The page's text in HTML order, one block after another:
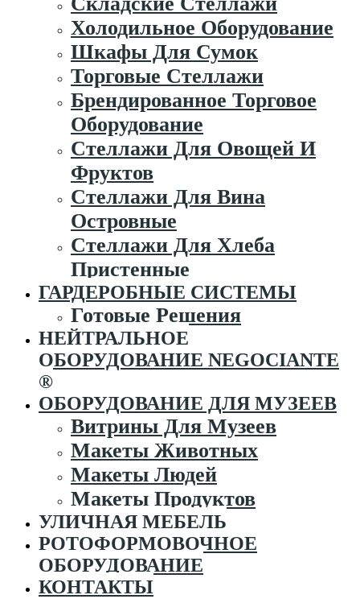
Холодильное Оборудование
Шкафы Для Сумок
Торговые Стеллажи
Брендированное Торговое
Оборудование
Стеллажи Для Овощей И
Фруктов
Стеллажи Для Вина
Островные
Стеллажи Для Хлеба
Пристенные
ГАРДЕРОБНЫЕ СИСТЕМЫ
Готовые Решения
НЕЙТРАЛЬНОЕ
ОБОРУДОВАНИЕ NEGOCIANTE
®
ОБОРУДОВАНИЕ ДЛЯ МУЗЕЕВ
Витрины Для Музеев
Макеты Животных
Макеты Людей
Макеты Продуктов
УЛИЧНАЯ МЕБЕЛЬ
РОТОФОРМОВОЧНОЕ
ОБОРУДОВАНИЕ
КОНТАКТЫ